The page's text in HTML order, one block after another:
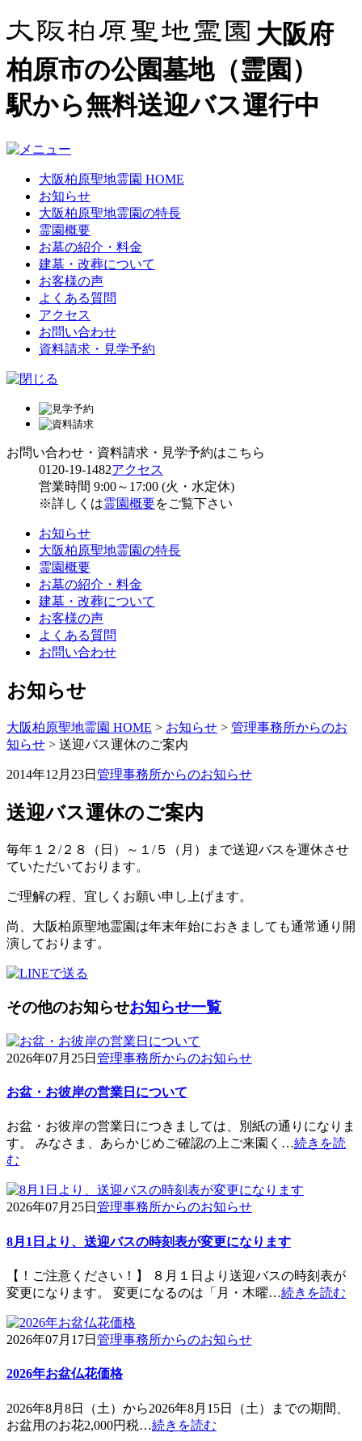
大阪府
柏原市の公園墓地（霊園）
駅から無料送迎バス運行中
大阪柏原聖地霊園 HOME
お知らせ
大阪柏原聖地霊園の特長
霊園概要
お墓の紹介・料金
建墓・改葬について
お客様の声
よくある質問
アクセス
お問い合わせ
資料請求・見学予約
お問い合わせ・資料請求・見学予約はこちら
0120-19-1482アクセス
営業時間 9:00～17:00 (火・水定休)
※詳しくは霊園概要をご覧下さい
お知らせ
大阪柏原聖地霊園の特長
霊園概要
お墓の紹介・料金
建墓・改葬について
お客様の声
よくある質問
お問い合わせ
お知らせ
大阪柏原聖地霊園 HOME > お知らせ > 管理事務所からのお
知らせ > 送迎バス運休のご案内
2014年12月23日 管理事務所からのお知らせ
送迎バス運休のご案内
毎年１２/２８（日）～１/５（月）まで送迎バスを運休させ
ていただいております。
ご理解の程、宜しくお願い申し上げます。
尚、大阪柏原聖地霊園は年末年始におきましても通常通り開
演しております。
その他のお知らせお知らせ一覧
2026年07月25日 管理事務所からのお知らせ
お盆・お彼岸の営業日について
お盆・お彼岸の営業日につきましては、別紙の通りになりま
す。 みなさま、あらかじめご確認の上ご来園く…続きを読
む
2026年07月25日 管理事務所からのお知らせ
8月1日より、送迎バスの時刻表が変更になります
【！ご注意ください！】 ８月１日より送迎バスの時刻表が
変更になります。 変更になるのは「月・木曜…続きを読む
2026年07月17日 管理事務所からのお知らせ
2026年お盆仏花価格
2026年8月8日（土）から2026年8月15日（土）までの期間、
お盆用のお花2,000円税…続きを読む